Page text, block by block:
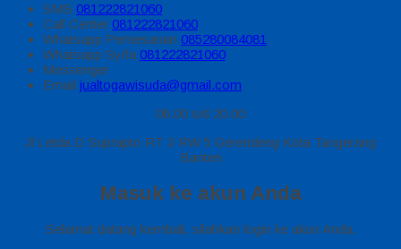
SMS 081222821060
Call Center 081222821060
Whatsapp Pemesanan 085280084081
Whatsapp Syifa 081222821060
Messenger
Email jualtogawisuda@gmail.com
08.00 s/d 20.00
Jl Letda D Suprapto RT 3 RW 5 Gerendeng Kota Tangerang
Banten
Masuk ke akun Anda
Selamat datang kembali, silahkan login ke akun Anda.